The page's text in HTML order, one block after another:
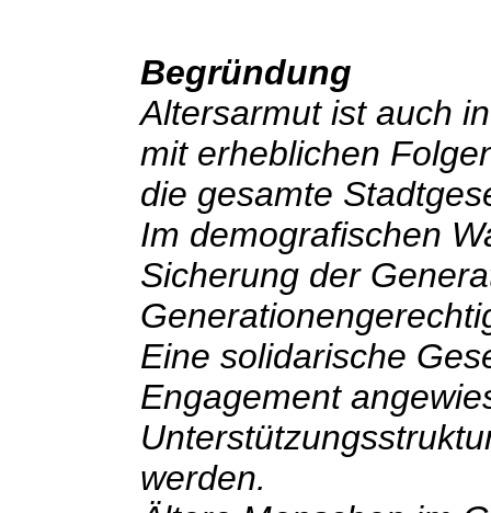
Begründung
Altersarmut ist auch
mit erheblichen
die gesamte
Im demografischen
Sicherung der
Eine solidarische
Engagement
werden.